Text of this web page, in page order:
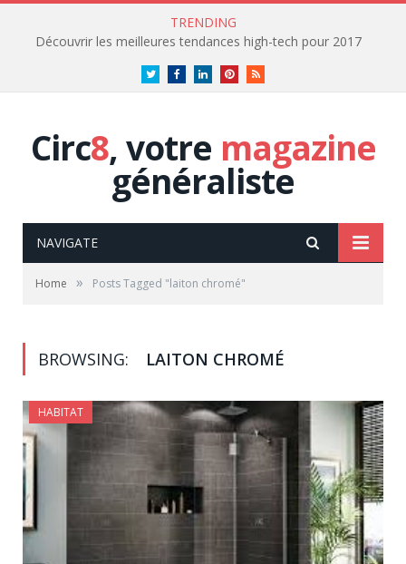
TRENDING
Découvrir les meilleures tendances high-tech pour 2017
TwitterFacebookLinkedInPinterestRSS
Circ8, votre magazine
généraliste
NAVIGATE
Home » Posts Tagged "laiton chromé"
BROWSING: LAITON CHROMÉ
HABITAT